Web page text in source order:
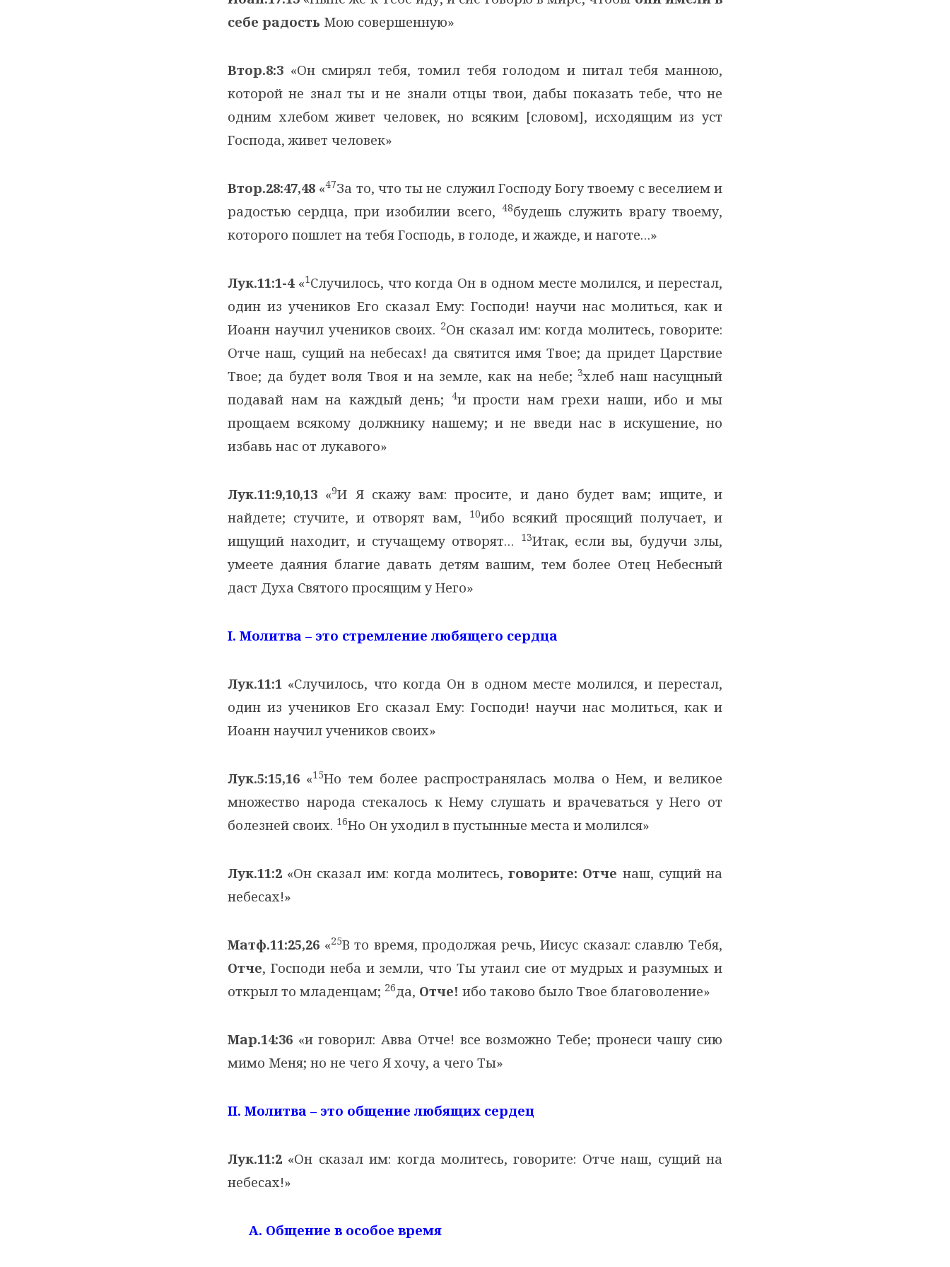
себе радость Мою совершенную»
Втор.8:3 «Он смирял тебя, томил тебя голодом и питал тебя манною,
которой не знал ты и не знали отцы твои, дабы показать тебе, что не
одним хлебом живет человек, но всяким [словом], исходящим из уст
Господа, живет человек»
Втор.28:47,48 «47За то, что ты не служил Господу Богу твоему с веселием и
радостью сердца, при изобилии всего, 48будешь служить врагу твоему,
которого пошлет на тебя Господь, в голоде, и жажде, и наготе…»
Лук.11:1-4«1Случилось, что когда Он в одном месте молился, и перестал,
один из учеников Его сказал Ему: Господи! научи нас молиться, как и
Иоанн научил учеников своих. 2Он сказал им: когда молитесь, говорите:
Отче наш, сущий на небесах! да святится имя Твое; да придет Царствие
Твое; да будет воля Твоя и на земле, как на небе;3хлеб наш насущный
подавай нам на каждый день;
4и прости нам грехи наши, ибо и мы
прощаем всякому должнику нашему; и не введи нас в искушение, но
избавь нас от лукавого»
Лук.11:9,10,13 «9И Я скажу вам: просите, и дано будет вам; ищите, и
найдете; стучите, и отворят вам,
10ибо всякий просящий получает, и
ищущий находит, и стучащему отворят…
13Итак, если вы, будучи злы,
умеете даяния благие давать детям вашим, тем более Отец Небесный
даст Духа Святого просящим у Него»
I. Молитва – это стремление любящего сердца
Лук.11:1 «Случилось, что когда Он в одном месте молился, и перестал,
один из учеников Его сказал Ему: Господи! научи нас молиться, как и
Иоанн научил учеников своих»
Лук.5:15,16 «15Но тем более распространялась молва о Нем, и великое
множество народа стекалось к Нему слушать и врачеваться у Него от
болезней своих. 16Но Он уходил в пустынные места и молился»
Лук.11:2 «Он сказал им: когда молитесь,говорите: Отче наш, сущий на
небесах!»
Матф.11:25,26 «25В то время, продолжая речь, Иисус сказал: славлю Тебя,
Отче, Господи неба и земли, что Ты утаил сие от мудрых и разумных и
открыл то младенцам; 26да, Отче! ибо таково было Твое благоволение»
Мар.14:36 «и говорил: Авва Отче! все возможно Тебе; пронеси чашу сию
мимо Меня; но не чего Я хочу, а чего Ты»
II. Молитва – это общение любящих сердец
Лук.11:2 «Он сказал им: когда молитесь, говорите: Отче наш, сущий на
небесах!»
А. Общение в особое время